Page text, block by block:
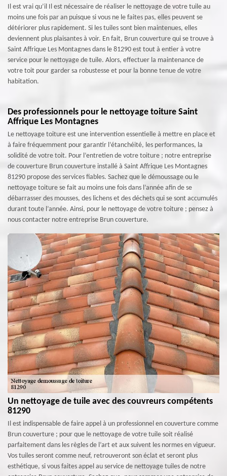
Il est vrai qu’il Il est nécessaire de réaliser le nettoyage de votre tuile au
moins une fois par an puisque si vous ne le faites pas, elles peuvent se
détériorer plus rapidement. Si les tuiles sont bien maintenues, elles
deviennent plus plaisantes à voir. En fait, Brun couverture qui se trouve à
Saint Affrique Les Montagnes dans le 81290 est tout à entier à votre
service pour le nettoyage de tuile. Alors, effectuer la maintenance de
votre toit pour garder sa robustesse et pour la bonne tenue de votre
habitation.
Des professionnels pour le nettoyage toiture Saint
Affrique Les Montagnes
Le nettoyage toiture est une intervention essentielle à mettre en place et
à faire fréquemment pour garantir l’étanchéité, les performances, la
solidité de votre toit. Pour l’entretien de votre toiture ; notre entreprise
de couverture Brun couverture installé à Saint Affrique Les Montagnes
81290 propose des services fiables. Sachez que le démoussage ou le
nettoyage toiture se fait au moins une fois dans l’année afin de se
débarrasser des mousses, des lichens et des déchets qui se sont accumulés
durant toute l’année. Ainsi, pour le nettoyage de votre toiture ; pensez à
nous contacter notre entreprise Brun couverture.
Un nettoyage de tuile avec des couvreurs compétents
81290
Il est indispensable de faire appel à un professionnel en couverture comme
Brun couverture ; pour que le nettoyage de votre tuile soit réalisé
parfaitement dans les règles de l’art et aux suivent les normes en vigueur.
Vos tuiles seront comme neuf, retrouveront son éclat et seront plus
esthétique, si vous faites appel au service de nettoyage tuiles de notre